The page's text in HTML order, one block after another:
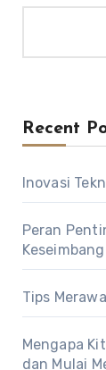
Recent
Inovasi
Peran
Tips
Mengapa
dan Mulai